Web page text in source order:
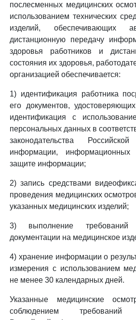
послесменных медицинских
использованием технических
изделий, обеспечивающих
дистанционную передачу
здоровья работников и
состояния их здоровья,
организацией обеспечивается:
1) идентификация работника
его документов,
идентификация с
персональных данных в
законодательства
информации,
защите информации;
2) запись средствами
проведения медицинских
указанных медицинских изделий;
3) выполнение требований
документации на медицинское
4) хранение информации о
измерения с использованием
не менее 30 календарных дней.
Указанные медицинские
соблюдением требований